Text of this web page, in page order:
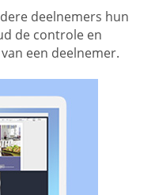
deelnemers hun
de controle en
een deelnemer.